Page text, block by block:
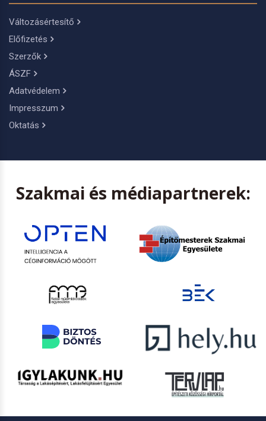
Változásértesítő
Előfizetés
Szerzők
ÁSZF
Adatvédelem
Impresszum
Oktatás
Szakmai és médiapartnerek: